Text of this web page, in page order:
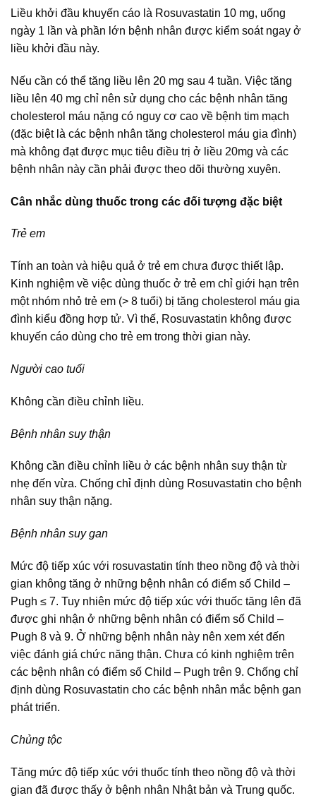
Liều khởi đầu khuyến cáo là Rosuvastatin 10 mg, uống
ngày 1 lần và phần lớn bệnh nhân được kiểm soát ngay ở
liều khởi đầu này.
Nếu cần có thể tăng liều lên 20 mg sau 4 tuần. Việc tăng
liều lên 40 mg chỉ nên sử dụng cho các bệnh nhân tăng
cholesterol máu nặng có nguy cơ cao về bệnh tim mạch
(đặc biệt là các bệnh nhân tăng cholesterol máu gia đình)
mà không đạt được mục tiêu điều trị ở liều 20mg và các
bệnh nhân này cần phải được theo dõi thường xuyên.
Cân nhắc dùng thuốc trong các đối tượng đặc biệt
Trẻ em
Tính an toàn và hiệu quả ở trẻ em chưa được thiết lập.
Kinh nghiệm về việc dùng thuốc ở trẻ em chỉ giới hạn trên
một nhóm nhỏ trẻ em (> 8 tuổi) bị tăng cholesterol máu gia
đình kiểu đồng hợp tử. Vì thế, Rosuvastatin không được
khuyến cáo dùng cho trẻ em trong thời gian này.
Người cao tuổi
Không cần điều chỉnh liều.
Bệnh nhân suy thận
Không cần điều chỉnh liều ở các bệnh nhân suy thận từ
nhẹ đến vừa. Chống chỉ định dùng Rosuvastatin cho bệnh
nhân suy thận nặng.
Bệnh nhân suy gan
Mức độ tiếp xúc với rosuvastatin tính theo nồng độ và thời
gian không tăng ở những bệnh nhân có điểm số Child –
Pugh ≤ 7. Tuy nhiên mức độ tiếp xúc với thuốc tăng lên đã
được ghi nhận ở những bệnh nhân có điểm số Child –
Pugh 8 và 9. Ở những bệnh nhân này nên xem xét đến
việc đánh giá chức năng thận. Chưa có kinh nghiệm trên
các bệnh nhân có điểm số Child – Pugh trên 9. Chống chỉ
định dùng Rosuvastatin cho các bệnh nhân mắc bệnh gan
phát triển.
Chủng tộc
Tăng mức độ tiếp xúc với thuốc tính theo nồng độ và thời
gian đã được thấy ở bệnh nhân Nhật bản và Trung quốc.